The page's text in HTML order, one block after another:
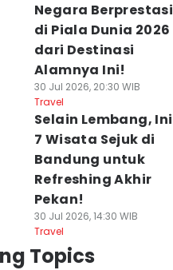
Negara Berprestasi
di Piala Dunia 2026
dari Destinasi
Alamnya Ini!
30 Jul 2026, 20:30 WIB
Travel
Selain Lembang, Ini
7 Wisata Sejuk di
Bandung untuk
Refreshing Akhir
Pekan!
30 Jul 2026, 14:30 WIB
Travel
Topics